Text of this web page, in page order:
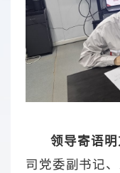
领导寄语明
司党委副书记